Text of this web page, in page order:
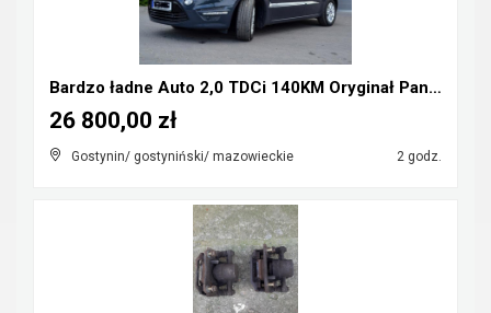
Bardzo ładne Auto 2,0 TDCi 140KM Oryginał Panorama...
Gostynin/ gostyniński/ mazowieckie 2 godz.
26 800,00 zł